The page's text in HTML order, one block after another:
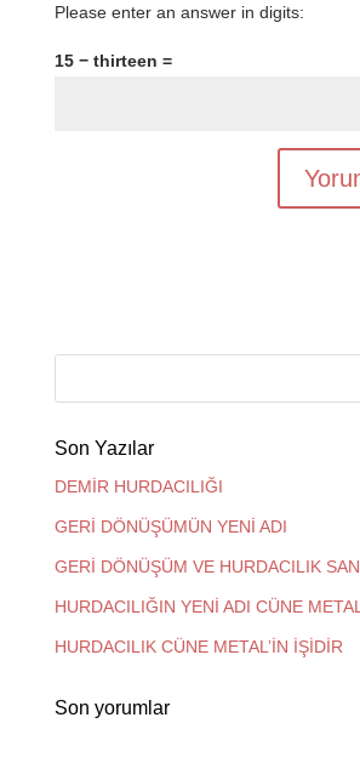
Please enter an answer in digits:
15 − thirteen =
Son Yazılar
DEMİR HURDACILIĞI
GERİ DÖNÜŞÜMÜN YENİ ADI
GERİ DÖNÜŞÜM VE HURDACILIK SAN.
HURDACILIĞIN YENİ ADI CÜNE METAL
HURDACILIK CÜNE METAL’İN İŞİDİR
Son yorumlar